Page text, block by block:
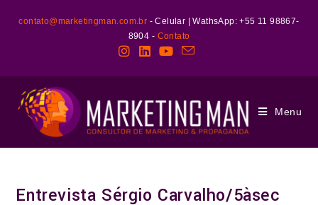
contato@marketingman.com.br - Celular | WathsApp: +55 11 98867-
8904 - Contato
Menu
Entrevista Sérgio Carvalho/5àsec